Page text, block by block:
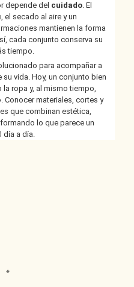
depende del cuidado. El
el secado al aire y un
mantienen la forma
cada conjunto conserva su
tiempo.
para acompañar a
vida. Hoy, un conjunto bien
ropa y, al mismo tiempo,
Conocer materiales, cortes y
que combinan estética,
lo que parece un
día a día.